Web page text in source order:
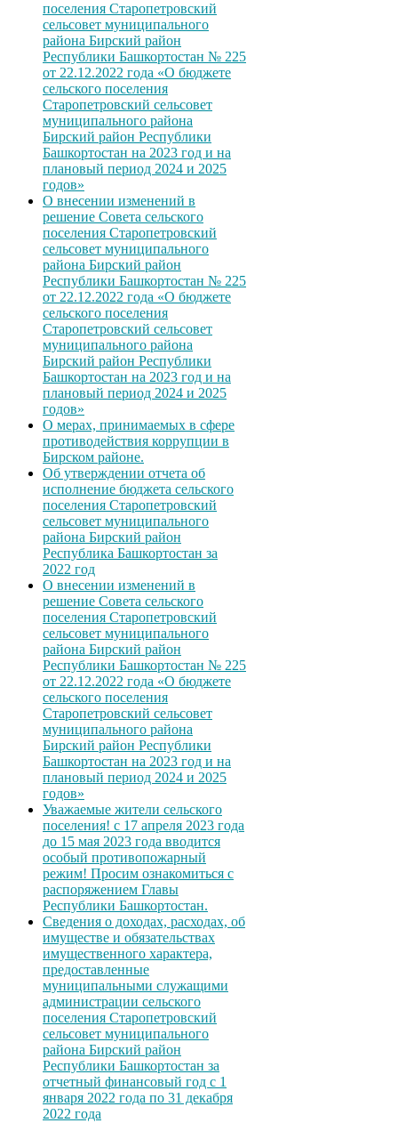
поселения Старопетровский
сельсовет муниципального
района Бирский район
Республики Башкортостан № 225
от 22.12.2022 года «О бюджете
сельского поселения
Старопетровский сельсовет
муниципального района
Бирский район Республики
Башкортостан на 2023 год и на
плановый период 2024 и 2025
годов»
О внесении изменений в
решение Совета сельского
поселения Старопетровский
сельсовет муниципального
района Бирский район
Республики Башкортостан № 225
от 22.12.2022 года «О бюджете
сельского поселения
Старопетровский сельсовет
муниципального района
Бирский район Республики
Башкортостан на 2023 год и на
плановый период 2024 и 2025
годов»
О мерах, принимаемых в сфере
противодействия коррупции в
Бирском районе.
Об утверждении отчета об
исполнение бюджета сельского
поселения Старопетровский
сельсовет муниципального
района Бирский район
Республика Башкортостан за
2022 год
О внесении изменений в
решение Совета сельского
поселения Старопетровский
сельсовет муниципального
района Бирский район
Республики Башкортостан № 225
от 22.12.2022 года «О бюджете
сельского поселения
Старопетровский сельсовет
муниципального района
Бирский район Республики
Башкортостан на 2023 год и на
плановый период 2024 и 2025
годов»
Уважаемые жители сельского
поселения! с 17 апреля 2023 года
до 15 мая 2023 года вводится
особый противопожарный
режим! Просим ознакомиться с
распоряжением Главы
Республики Башкортостан.
Сведения о доходах, расходах, об
имуществе и обязательствах
имущественного характера,
предоставленные
муниципальными служащими
администрации сельского
поселения Старопетровский
сельсовет муниципального
района Бирский район
Республики Башкортостан за
отчетный финансовый год с 1
января 2022 года по 31 декабря
2022 года